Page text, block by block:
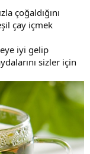
çoğaldığını
çay içmek
iyi gelip
sizler için